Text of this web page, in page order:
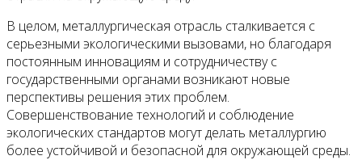
В целом, металлургическая отрасль сталкивается с
серьезными экологическими вызовами, но благодаря
постоянным инновациям и сотрудничеству с
государственными органами возникают новые
перспективы решения этих проблем.
Совершенствование технологий и соблюдение
экологических стандартов могут делать металлургию
более устойчивой и безопасной для окружающей среды.